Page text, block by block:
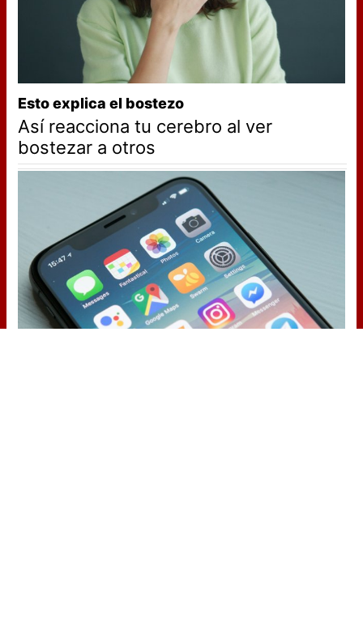
Esto explica el bostezo
Así reacciona tu cerebro al ver
bostezar a otros